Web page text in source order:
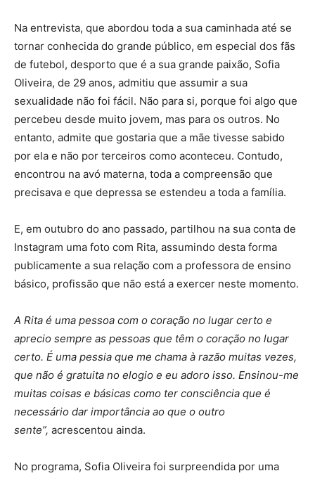
Na entrevista, que abordou toda a sua caminhada até se
tornar conhecida do grande público, em especial dos fãs
de futebol, desporto que é a sua grande paixão, Sofia
Oliveira, de 29 anos, admitiu que assumir a sua
sexualidade não foi fácil. Não para si, porque foi algo que
percebeu desde muito jovem, mas para os outros. No
entanto, admite que gostaria que a mãe tivesse sabido
por ela e não por terceiros como aconteceu. Contudo,
encontrou na avó materna, toda a compreensão que
precisava e que depressa se estendeu a toda a família.
E, em outubro do ano passado, partilhou na sua conta de
Instagram uma foto com Rita, assumindo desta forma
publicamente a sua relação com a professora de ensino
básico, profissão que não está a exercer neste momento.
A Rita é uma pessoa com o coração no lugar certo e
aprecio sempre as pessoas que têm o coração no lugar
certo. É uma pessia que me chama à razão muitas vezes,
que não é gratuita no elogio e eu adoro isso. Ensinou-me
muitas coisas e básicas como ter consciência que é
necessário dar importância ao que o outro
sente”, acrescentou ainda.
No programa, Sofia Oliveira foi surpreendida por uma